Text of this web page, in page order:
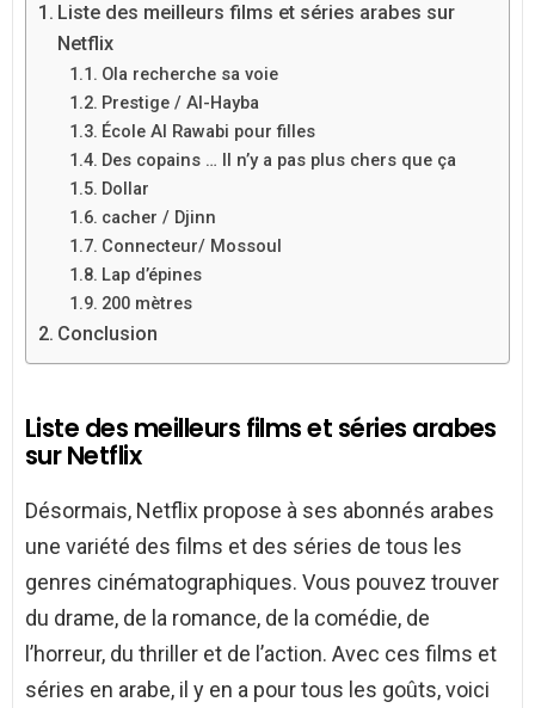
Liste des meilleurs films et séries arabes sur
Netflix
Ola recherche sa voie
Prestige / Al-Hayba
École Al Rawabi pour filles
Des copains … Il n’y a pas plus chers que ça
Dollar
cacher / Djinn
Connecteur/ Mossoul
Lap d’épines
200 mètres
Conclusion
Liste des meilleurs films et séries arabes
sur Netflix
Désormais, Netflix propose à ses abonnés arabes
une variété des films et des séries de tous les
genres cinématographiques. Vous pouvez trouver
du drame, de la romance, de la comédie, de
l’horreur, du thriller et de l’action. Avec ces films et
séries en arabe, il y en a pour tous les goûts, voici